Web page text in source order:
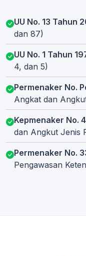
UU No. 13 Tahun
dan 87)
UU No. 1 Tahun
4, dan 5)
Permenaker No.
Angkat dan
Kepmenaker No.
dan Angkut Jenis
Permenaker No.
Pengawasan